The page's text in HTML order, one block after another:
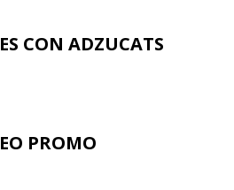
CON ADZUCATS
PROMO